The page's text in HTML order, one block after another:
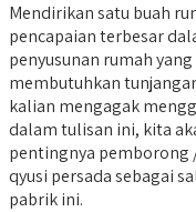
Mendirikan satu buah
pencapaian terbesar
penyusunan rumah
membutuhkan
kalian mengagak
dalam tulisan ini, kita
pentingnya pemborong
qyusi persada sebagai
pabrik ini.